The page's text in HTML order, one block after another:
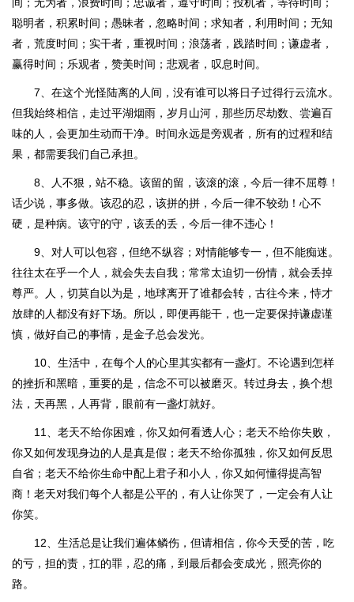
聪明者，积累时间；愚昧者，忽略时间；求知者，利用时间；无知
者，荒度时间；实干者，重视时间；浪荡者，践踏时间；谦虚者，
赢得时间；乐观者，赞美时间；悲观者，叹息时间。
7、在这个光怪陆离的人间，没有谁可以将日子过得行云流水。
但我始终相信，走过平湖烟雨，岁月山河，那些历尽劫数、尝遍百
味的人，会更加生动而干净。时间永远是旁观者，所有的过程和结
果，都需要我们自己承担。
8、人不狠，站不稳。该留的留，该滚的滚，今后一律不屈尊！
话少说，事多做。该忍的忍，该拼的拼，今后一律不较劲！心不
硬，是种病。该守的守，该丢的丢，今后一律不违心！
9、对人可以包容，但绝不纵容；对情能够专一，但不能痴迷。
往往太在乎一个人，就会失去自我；常常太迫切一份情，就会丢掉
尊严。人，切莫自以为是，地球离开了谁都会转，古往今来，恃才
放肆的人都没有好下场。所以，即便再能干，也一定要保持谦虚谨
慎，做好自己的事情，是金子总会发光。
10、生活中，在每个人的心里其实都有一盏灯。不论遇到怎样
的挫折和黑暗，重要的是，信念不可以被磨灭。转过身去，换个想
法，天再黑，人再背，眼前有一盏灯就好。
11、老天不给你困难，你又如何看透人心；老天不给你失败，
你又如何发现身边的人是真是假；老天不给你孤独，你又如何反思
自省；老天不给你生命中配上君子和小人，你又如何懂得提高智
商！老天对我们每个人都是公平的，有人让你哭了，一定会有人让
你笑。
12、生活总是让我们遍体鳞伤，但请相信，你今天受的苦，吃
的亏，担的责，扛的罪，忍的痛，到最后都会变成光，照亮你的
路。